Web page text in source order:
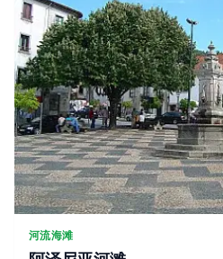
河流海滩